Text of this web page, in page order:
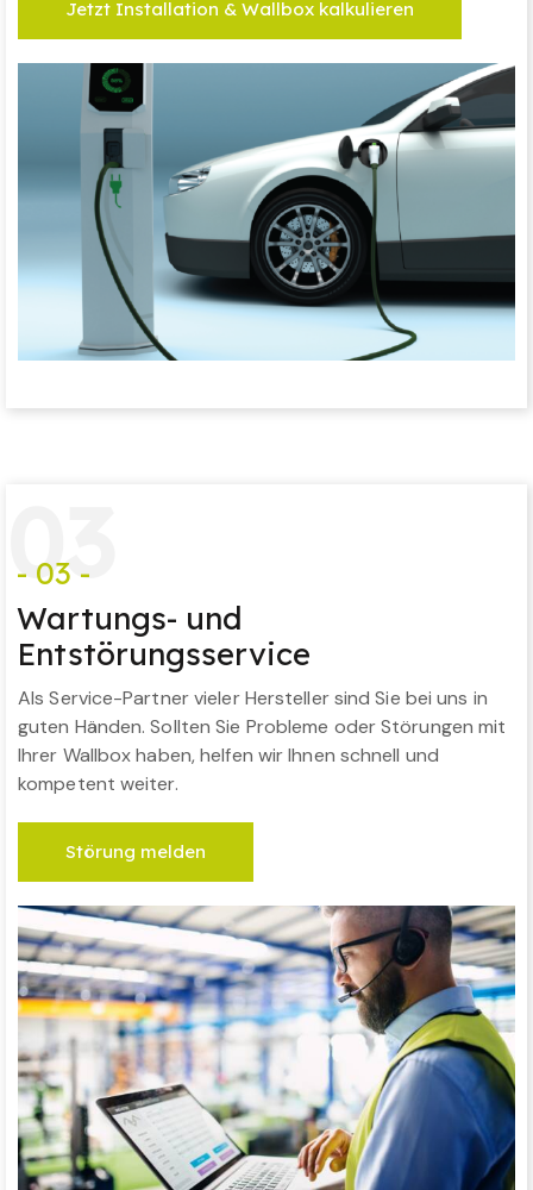
Jetzt Installation & Wallbox kalkulieren
03
- 03 -
Wartungs- und
Entstörungsservice
Als Service-Partner vieler Hersteller sind Sie bei uns in
guten Händen. Sollten Sie Probleme oder Störungen mit
Ihrer Wallbox haben, helfen wir Ihnen schnell und
kompetent weiter.
Störung melden